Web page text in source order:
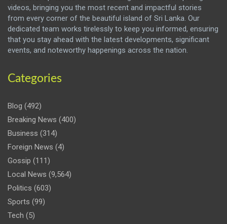
videos, bringing you the most recent and impactful stories
from every corner of the beautiful island of Sri Lanka. Our
dedicated team works tirelessly to keep you informed, ensuring
that you stay ahead with the latest developments, significant
events, and noteworthy happenings across the nation.
Categories
Blog (492)
Breaking News (400)
Business (314)
Foreign News (4)
Gossip (111)
Local News (9,564)
Politics (603)
Sports (99)
Tech (5)